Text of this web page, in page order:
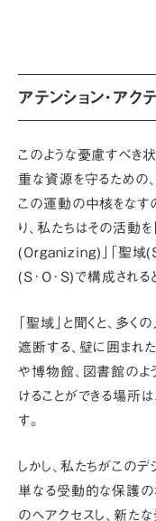
アテンション･アク
このような憂慮すべき
重な資源を守るための
この運動の中核をなす
り、私たちはその活動を
(Organizing)」「聖域
(S･O･S)で構成される
「聖域」と聞くと、多
遮断する、壁に囲まれ
や博物館、図書館のよ
けることができる場所
す。
しかし、私たちがこの
単なる受動的な保護の
のへアクセスし、新た